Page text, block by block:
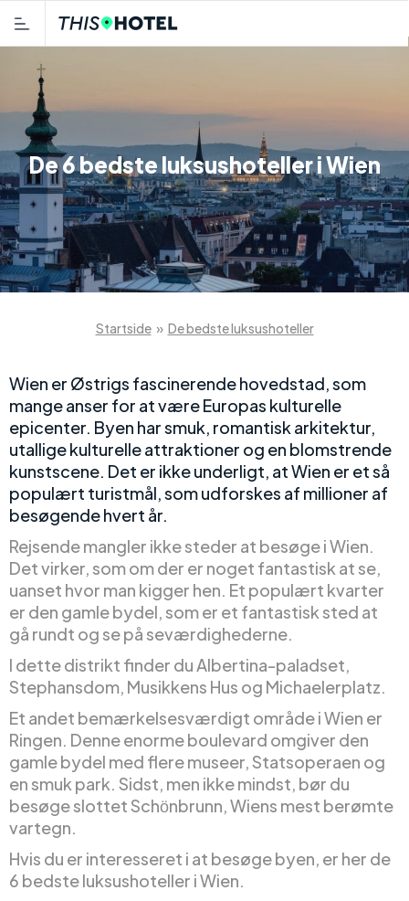
De 6 bedste luksushoteller i Wien
Startside » De bedste luksushoteller
Wien er Østrigs fascinerende hovedstad, som
mange anser for at være Europas kulturelle
epicenter. Byen har smuk, romantisk arkitektur,
utallige kulturelle attraktioner og en blomstrende
kunstscene. Det er ikke underligt, at Wien er et så
populært turistmål, som udforskes af millioner af
besøgende hvert år.
Rejsende mangler ikke steder at besøge i Wien.
Det virker, som om der er noget fantastisk at se,
uanset hvor man kigger hen. Et populært kvarter
er den gamle bydel, som er et fantastisk sted at
gå rundt og se på seværdighederne.
I dette distrikt finder du Albertina-paladset,
Stephansdom, Musikkens Hus og Michaelerplatz.
Et andet bemærkelsesværdigt område i Wien er
Ringen. Denne enorme boulevard omgiver den
gamle bydel med flere museer, Statsoperaen og
en smuk park. Sidst, men ikke mindst, bør du
besøge slottet Schӧnbrunn, Wiens mest berømte
vartegn.
Hvis du er interesseret i at besøge byen, er her de
6 bedste luksushoteller i Wien.